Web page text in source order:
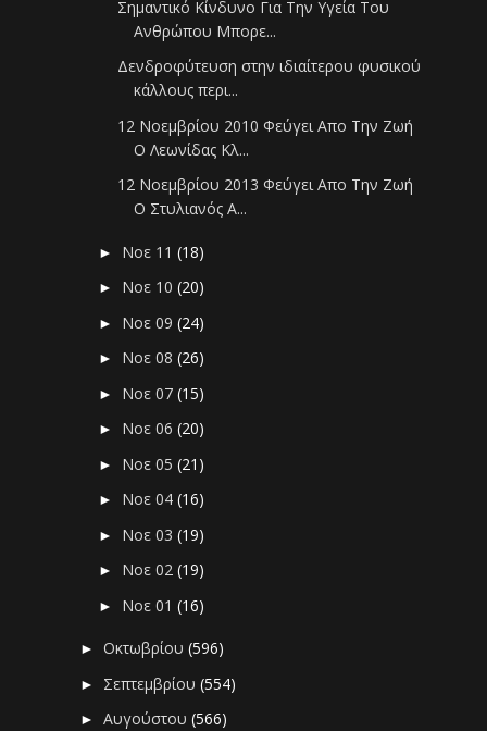
Σημαντικό Κίνδυνο Για Την Υγεία Του
Ανθρώπου Μπορε...
Δενδροφύτευση στην ιδιαίτερου φυσικού
κάλλους περι...
12 Νοεμβρίου 2010 Φεύγει Απο Την Ζωή
Ο Λεωνίδας Κλ...
12 Νοεμβρίου 2013 Φεύγει Απο Την Ζωή
Ο Στυλιανός Α...
► Νοε 11(18)
► Νοε 10(20)
► Νοε 09(24)
► Νοε 08(26)
► Νοε 07(15)
► Νοε 06(20)
► Νοε 05(21)
► Νοε 04(16)
► Νοε 03(19)
► Νοε 02(19)
► Νοε 01(16)
►Οκτωβρίου(596)
► Σεπτεμβρίου(554)
►Αυγούστου(566)